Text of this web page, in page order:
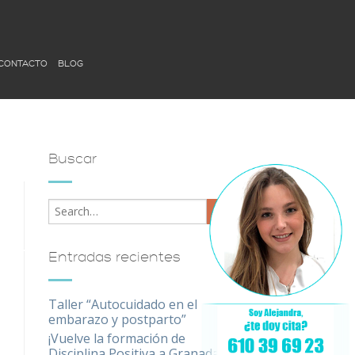
BLOG
Buscar
Entradas recientes
Taller “Autocuidado en el
embarazo y postparto”
¡Vuelve la formación de